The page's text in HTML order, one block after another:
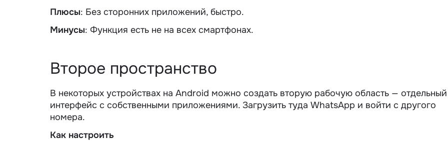
Плюсы: Без сторонних приложений, быстро.
Минусы: Функция есть не на всех смартфонах.
Второе пространство
В некоторых устройствах на Android можно создать вторую рабочую область — отдельный
интерфейс с собственными приложениями. Загрузить туда WhatsApp и войти с другого
номера.
Как настроить